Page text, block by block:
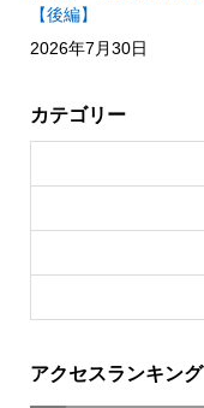
【後編】
2026年7月30日
カテゴリー
アクセスランキング